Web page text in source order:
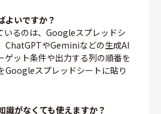
よいですか？
いるのは、Googleスプレッドシ
ChatGPTやGeminiなどの生成AI
ゲット条件や出力する列の順番を
Googleスプレッドシートに貼り
識がなくても使えますか？